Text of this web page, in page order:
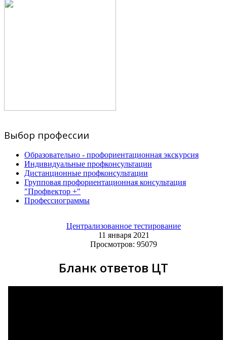
Выбор профессии
Образовательно - профориентационная экскурсия
Индивидуальные профконсультации
Дистанционные профконсультации
Групповая профориентационная консультация
"Профвектор +"
Профессиограммы
Централизованное тестирование
11 января 2021
Просмотров: 95079
Бланк ответов ЦТ